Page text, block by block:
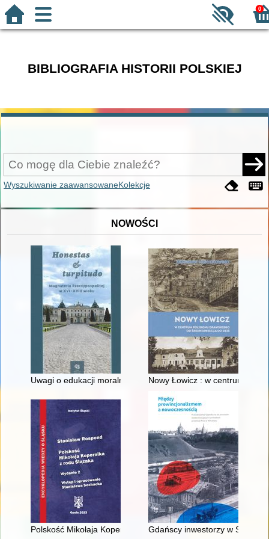
0
BIBLIOGRAFIA HISTORII POLSKIEJ
Wyszukiwanie zaawansowaneKolekcje
NOWOŚCI
Uwagi o edukacji moralnej synów szlacheckich w XVI-
Nowy Łowicz : w centrum
Polskość Mikołaja Kopernika z rodu Ślązaka
Gdańscy inwestorzy w